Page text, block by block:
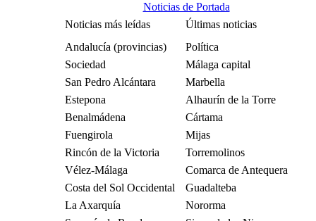
Noticias de Portada
Noticias más leídas
Últimas noticias
Andalucía (provincias)
Política
Sociedad
Málaga capital
San Pedro Alcántara
Marbella
Estepona
Alhaurín de la Torre
Benalmádena
Cártama
Fuengirola
Mijas
Rincón de la Victoria
Torremolinos
Vélez-Málaga
Comarca de Antequera
Costa del Sol Occidental
Guadalteba
La Axarquía
Nororma